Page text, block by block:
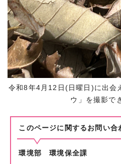
令和8年4月12日(日曜日)に出会
ウ」を撮影で
このページに関する お問い合
環境部 環境保全課